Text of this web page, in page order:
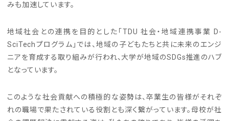
みも加速しています。
地域社会との連携を目的とした「TDU 社会・地域連携事業 D-
SciTechプログラム」では、地域の子どもたちと共に未来のエンジ
ニアを育成する取り組みが行われ、大学が地域のSDGs推進のハブ
となっています。
このような社会貢献への積極的な姿勢は、卒業生の皆様がそれぞ
れの職場で果たされている役割とも深く繋がっています。母校が社